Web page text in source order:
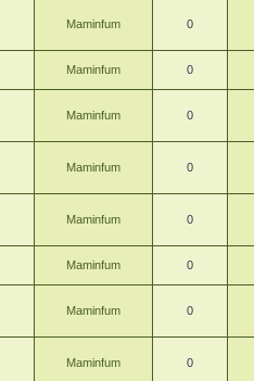
Maminfum 0
Maminfum 0
Maminfum 0
Maminfum 0
Maminfum 0
Maminfum 0
Maminfum 0
Maminfum 0